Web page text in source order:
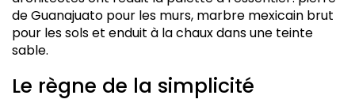
de Guanajuato pour les murs, marbre mexicain brut
pour les sols et enduit à la chaux dans une teinte
sable.
Le règne de la simplicité